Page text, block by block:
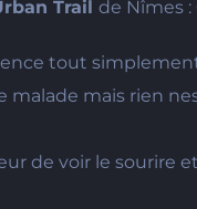
Trail de Nîmes :
tout
malade mais rien
de voir le sourire